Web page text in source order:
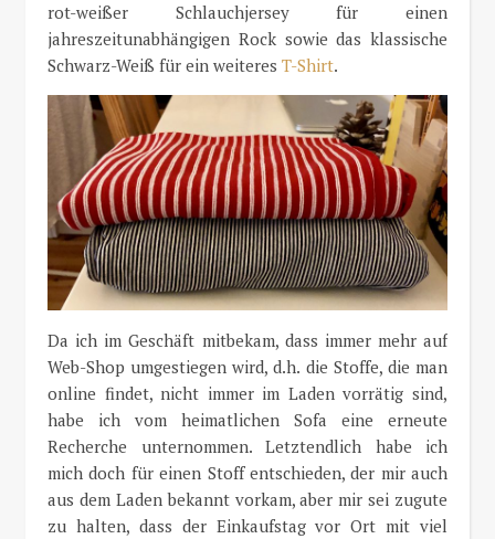
rot-weißer Schlauchjersey für einen
jahreszeitunabhängigen Rock sowie das klassische
Schwarz-Weiß für ein weiteres T-Shirt.
Da ich im Geschäft mitbekam, dass immer mehr auf
Web-Shop umgestiegen wird, d.h. die Stoffe, die man
online findet, nicht immer im Laden vorrätig sind,
habe ich vom heimatlichen Sofa eine erneute
Recherche unternommen. Letztendlich habe ich
mich doch für einen Stoff entschieden, der mir auch
aus dem Laden bekannt vorkam, aber mir sei zugute
zu halten, dass der Einkaufstag vor Ort mit viel